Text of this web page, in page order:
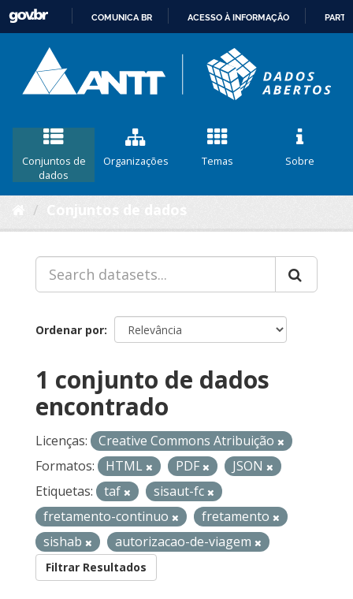
CONTEÚDO
COMUNICA BR ACESSO À INFORMAÇÃO
Conjuntos de
dados
Organizações Temas Sobre
Ordenar por
1 conjunto de dados
encontrado
Licenças:
Creative Commons Atribuição
Formatos:
HTML PDF
JSON
Etiquetas:
taf
sisaut-fc
fretamento-continuo
fretamento
sishab
autorizacao-de-viagem
Filtrar Resultados